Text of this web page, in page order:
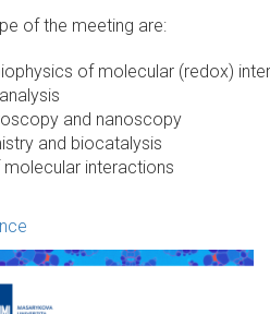
of the meeting are:
of molecular (redox)
and nanoscopy
and biocatalysis
interactions